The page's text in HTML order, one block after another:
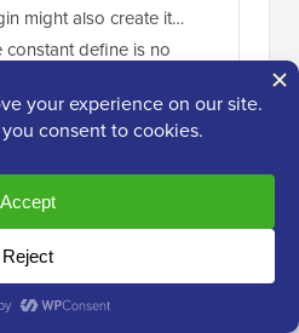
might also create it…
define is no
should only be used